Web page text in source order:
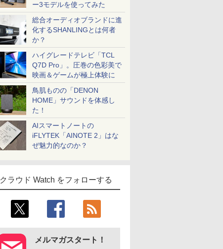
ー3モデルを使ってみた
総合オーディオブランドに進
化するSHANLINGとは何者
か？
ハイグレードテレビ「TCL
Q7D Pro」。圧巻の色彩美で
映画＆ゲームが極上体験に
鳥肌ものの「DENON
HOME」サウンドを体感し
た！
AIスマートノートの
iFLYTEK「AINOTE 2」はな
ぜ魅力的なのか？
クラウド Watch をフォローする
メルマガスタート！